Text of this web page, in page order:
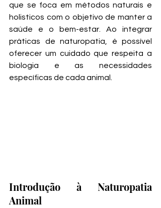
que se foca em métodos naturais e
holisticos com o objetivo de manter a
saúde e o bem-estar. Ao integrar
práticas de naturopatia, é possível
oferecer um cuidado que respeita a
biologia e as necessidades
específicas de cada animal.
Introdução à Naturopatia
Animal